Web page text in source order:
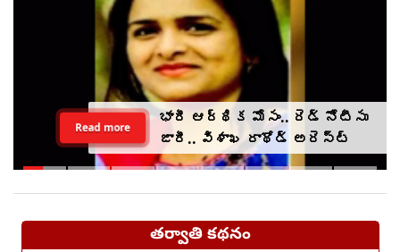
భారీ ఆర్థిక మోసం.. రెడ్ నోటీసు
జారీ.. విశాఖ రాథోడ్‌‌ అరెస్ట్
Read more
తర్వాతి కథనం